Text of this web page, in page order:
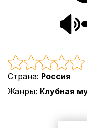
Страна: Россия
Жанры: Клубная